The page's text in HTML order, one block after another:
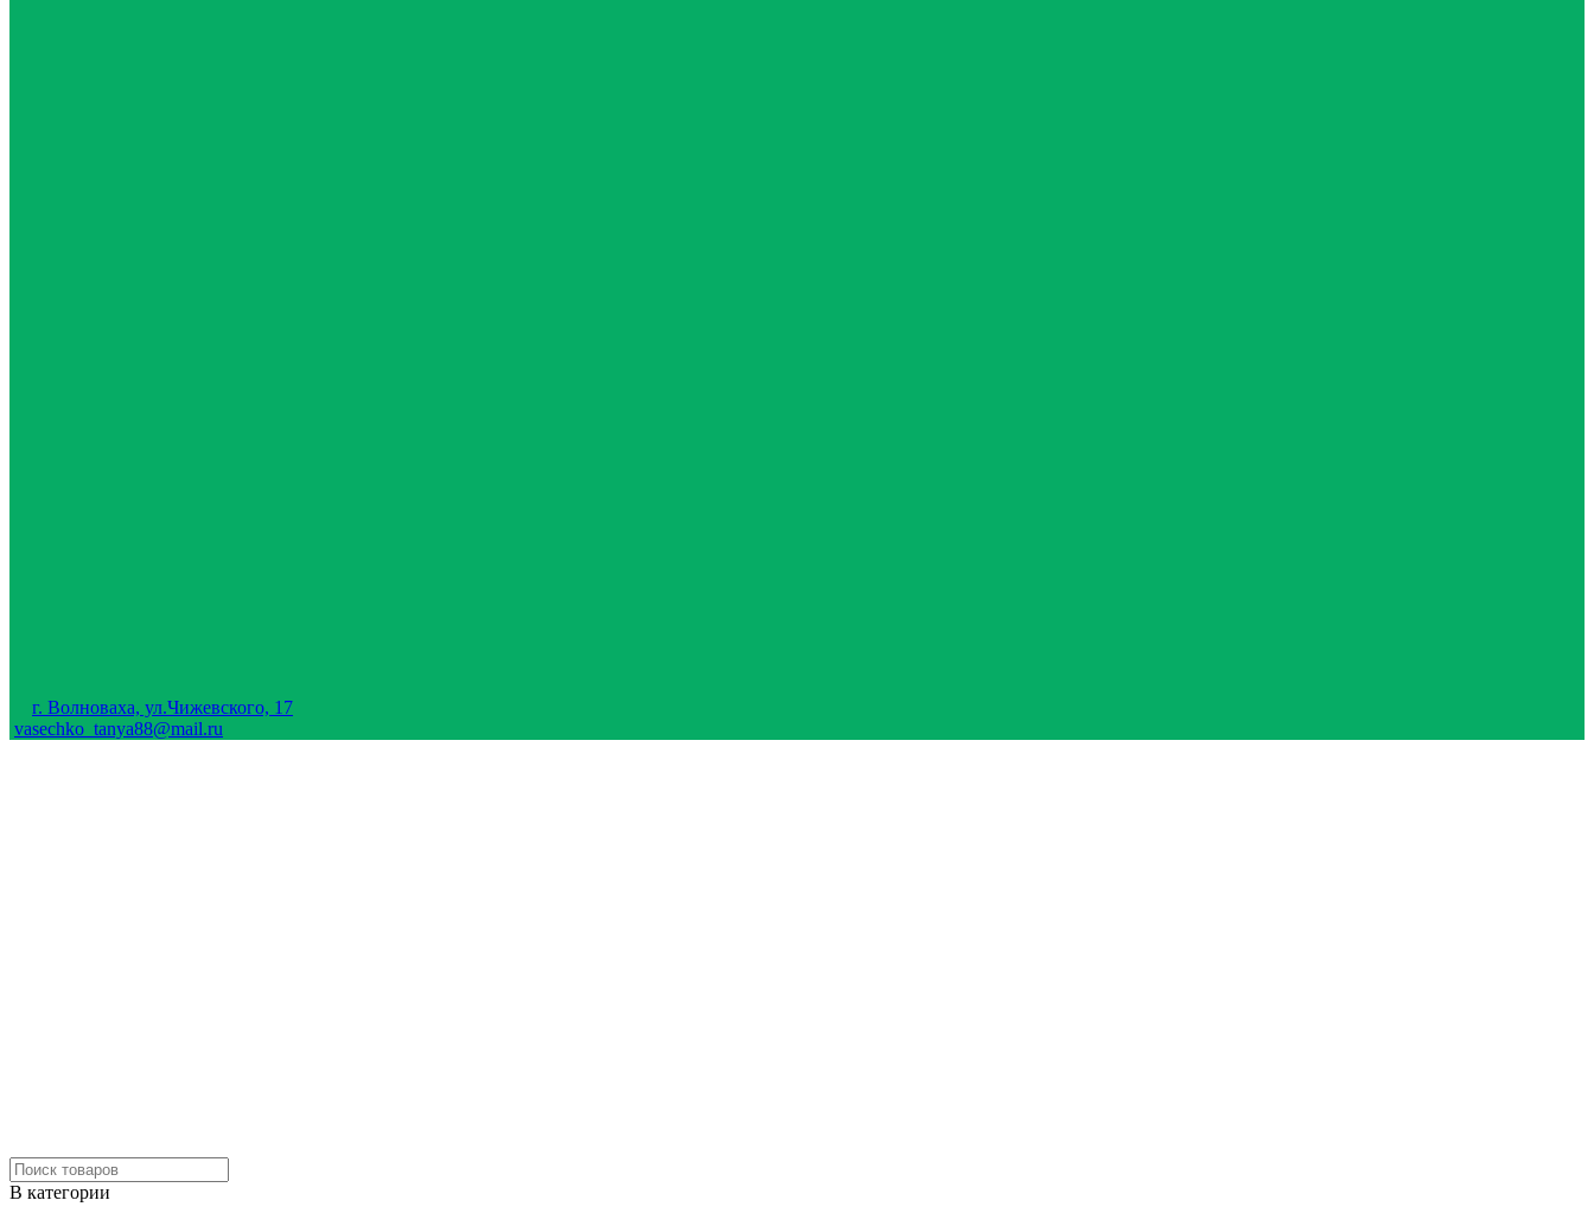
г. Волноваха, ул.Чижевского, 17
vasechko_tanya88@mail.ru
В категории